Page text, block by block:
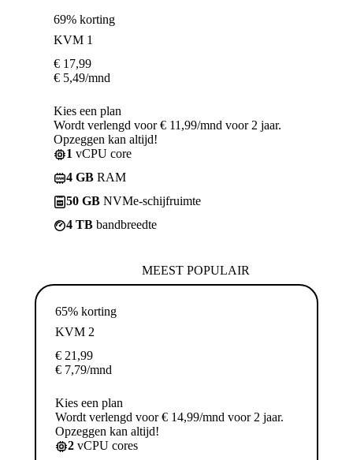
69% korting
KVM 1
€ 17,99
€ 5,49/mnd
Kies een plan
Wordt verlengd voor € 11,99/mnd voor 2 jaar.
Opzeggen kan altijd!
1 vCPU core
4 GB RAM
50 GB NVMe-schijfruimte
4 TB bandbreedte
MEEST POPULAIR
65% korting
KVM 2
€ 21,99
€ 7,79/mnd
Kies een plan
Wordt verlengd voor € 14,99/mnd voor 2 jaar.
Opzeggen kan altijd!
2 vCPU cores